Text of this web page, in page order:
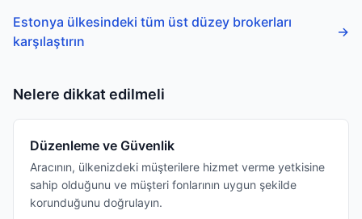
Estonya ülkesindeki tüm üst düzey brokerları
karşılaştırın
→
Nelere dikkat edilmeli
Düzenleme ve Güvenlik
Aracının, ülkenizdeki müşterilere hizmet verme yetkisine
sahip olduğunu ve müşteri fonlarının uygun şekilde
korunduğunu doğrulayın.